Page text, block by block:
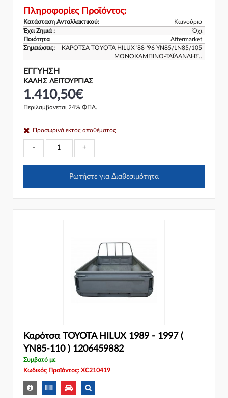
Πληροφορίες Προϊόντος:
Κατάσταση Ανταλλακτικού:
Καινούριο
Έχει Ζημιά :
Όχι
Ποιότητα
Aftermarket
Σημειώσεις:
ΚΑΡΟΤΣΑ TOYOTA HILUX '88-'96 YN85/LN85/105
ΜΟΝΟΚΑΜΠΙΝΟ-ΤΑΪΛΑΝΔΗΣ..
ΕΓΓΎΗΣΗ
ΚΑΛΗΣ ΛΕΙΤΟΥΡΓΙΑΣ
1.410,50€
Περιλαμβάνεται 24% ΦΠΑ.
Προσωρινά εκτός αποθέματος
- +
Ρωτήστε για Διαθεσιμότητα
Καρότσα TOYOTA HILUX 1989 - 1997 (
YN85-110 ) 1206459882
Συμβατό με
Κωδικός Προϊόντος: XC210419